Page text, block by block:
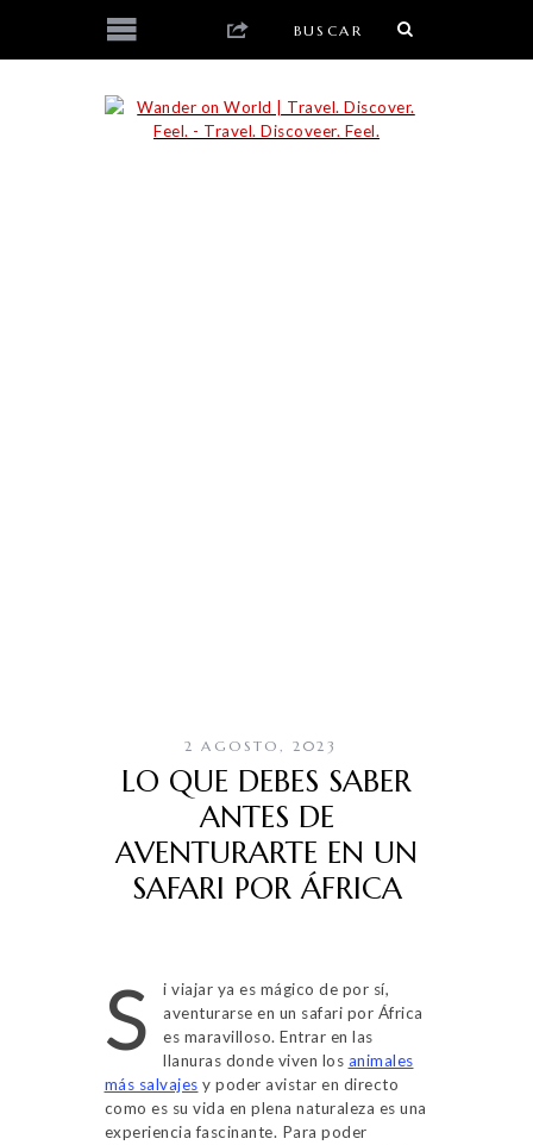
2 AGOSTO, 2023
LO QUE DEBES SABER
ANTES DE
AVENTURARTE EN UN
SAFARI POR ÁFRICA
S
i viajar ya es mágico de por sí,
aventurarse en un safari por África
es maravilloso. Entrar en las
llanuras donde viven los animales
más salvajes y poder avistar en directo
como es su vida en plena naturaleza es una
experiencia fascinante. Para poder